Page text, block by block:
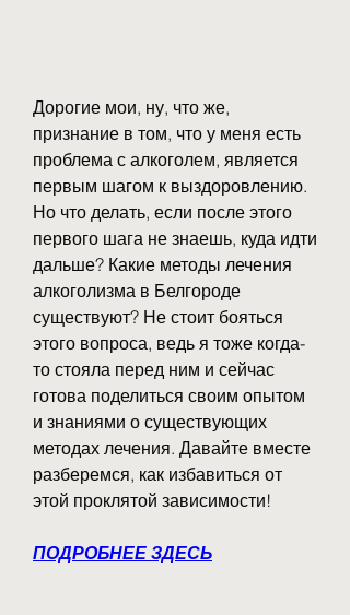
Дорогие мои, ну, что же,
признание в том, что у меня есть
проблема с алкоголем, является
первым шагом к выздоровлению.
Но что делать, если после этого
первого шага не знаешь, куда идти
дальше? Какие методы лечения
алкоголизма в Белгороде
существуют? Не стоит бояться
этого вопроса, ведь я тоже когда-
то стояла перед ним и сейчас
готова поделиться своим опытом
и знаниями о существующих
методах лечения. Давайте вместе
разберемся, как избавиться от
этой проклятой зависимости!
ПОДРОБНЕЕ ЗДЕСЬ